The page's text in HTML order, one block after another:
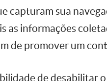
capturam sua
as informações
de promover um
de desabilitar